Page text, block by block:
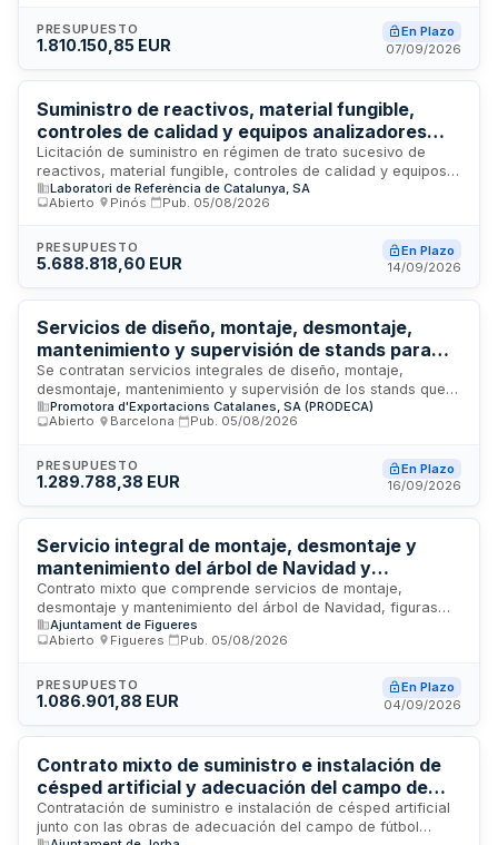
contratación pública sostenible con medidas sociales,
incluyendo valoración del precio máximo del 35 por ciento,
condiciones laborales durante la vigencia del contrato.
PRESUPUESTO
1.810.150,85 EUR
En Plazo
07/09/2026
Suministro de reactivos, material fungible,
controles de calidad y equipos analizadores
para determinaciones de hemostasia en
laboratorios de la red DIBI - Laboratori de
Referència de Catalunya
Licitación de suministro en régimen de trato sucesivo de
reactivos, material fungible, controles de calidad y equipos
analizadores, incluyendo su mantenimiento, destinados a la
realización de determinaciones de hemostasia en los
Catalunya. El contrato se rige por la Ley 9/2017 de Contratos
del Sector Público y las cantidades estimadas están sujetas
Laboratori de Referència de Catalunya, SA
Abierto
Pinós Pub. 05/08/2026
PRESUPUESTO
5.688.818,60 EUR
En Plazo
14/09/2026
Servicios de diseño, montaje, desmontaje,
mantenimiento y supervisión de stands para
Pabellones de Cataluña en ferias
internacionales
Se contratan servicios integrales de diseño, montaje,
desmontaje, mantenimiento y supervisión de los stands que
conforman los Pabellones de Cataluña en siete ferias
internacionales celebradas en Alemania durante 2027. Los
equipos, materiales y herramientas necesarios, así como el
suministro de energía eléctrica y agua en los puntos
con los objetivos de promoción comercial establecidos.
Promotora d'Exportacions Catalanes, SA (PRODECA)
Abierto
Barcelona Pub. 05/08/2026
PRESUPUESTO
1.289.788,38 EUR
En Plazo
16/09/2026
Servicio integral de montaje, desmontaje y
mantenimiento del árbol de Navidad y
alumbrado navideño tipo Dalí con suministro en
alquiler de figuras y luces LED - Ayuntamiento
de Figueres
Contrato mixto que comprende servicios de montaje,
desmontaje y mantenimiento del árbol de Navidad, figuras
tipo Dalí y alumbrado navideño LED, así como el suministro en
régimen de alquiler y conservación de estas figuras y luces
contrato se estructura en tres lotes que incluyen
prestaciones de montaje, desmontaje, mantenimiento
materiales navideños. Se trata de un contrato regido por las
normas aplicables a servicios según la Ley de Contratos del
Sector Público.
Ajuntament de Figueres
Abierto
Figueres Pub. 05/08/2026
PRESUPUESTO
1.086.901,88 EUR
En Plazo
04/09/2026
Contrato mixto de suministro e instalación de
césped artificial y adecuación del campo de
fútbol municipal de Jorba
Contratación de suministro e instalación de césped artificial
junto con las obras de adecuación del campo de fútbol